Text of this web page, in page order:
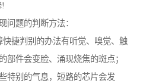
问题的判断方法：
快捷判别的办法有听觉、嗅觉、触
部件会变脸、涌现烧焦的斑点；
特别的气息，短路的芯片会发